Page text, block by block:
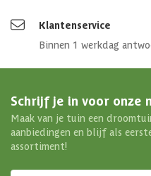
Deurhoogte
Goothoogte
Gootsoort
Aantal ventilatieramen
Klantenservice
Binnen 1 werkdag
Schrijf je in voor onze
Maak van je tuin een
aanbiedingen en blijf als
assortiment!